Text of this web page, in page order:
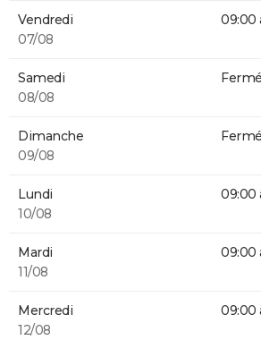
Vendredi
07/08
09:00
Samedi
08/08
Fermé
Dimanche
09/08
Fermé
Lundi
10/08
09:00
Mardi
11/08
09:00
Mercredi
12/08
09:00